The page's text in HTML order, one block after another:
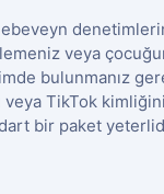
ebeveyn
veya
bulunmanız
veya TikTok
bir paket